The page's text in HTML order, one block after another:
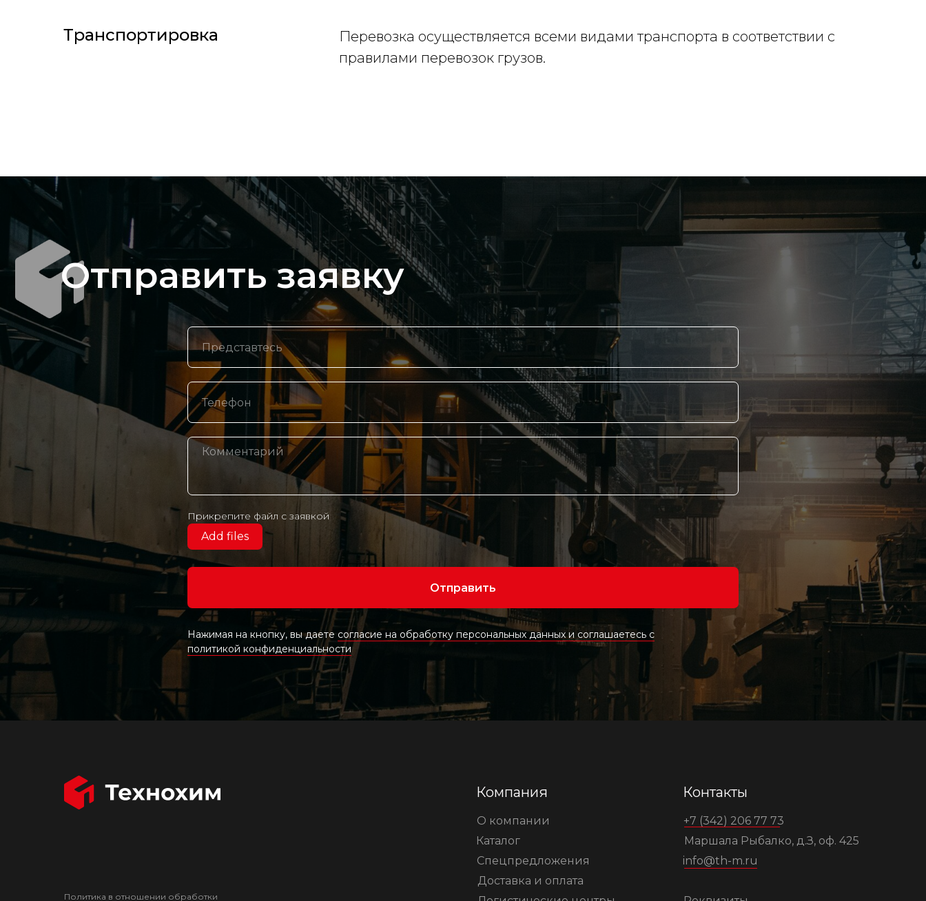
Транспортировка
Перевозка осуществляется всеми видами транспорта в соответствии с
правилами перевозок грузов.
Прикрепите файл с заявкой
Add files
Отправить
Отправить заявку
Нажимая на кнопку, вы даете согласие на обработку персональных данных и соглашаетесь c
политикой конфиденциальности
О компании
Каталог
Спецпредложения
Доставка и оплата
Компания Контакты
Маршала Рыбалко, д.З, оф. 425
+7 (342) 206 77 73
info@th-m.ru
Политика в отношении обработки